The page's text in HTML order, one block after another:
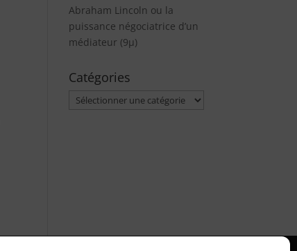
Abraham Lincoln ou la
puissance négociatrice d’un
médiateur (9µ)
Catégories
Catégories